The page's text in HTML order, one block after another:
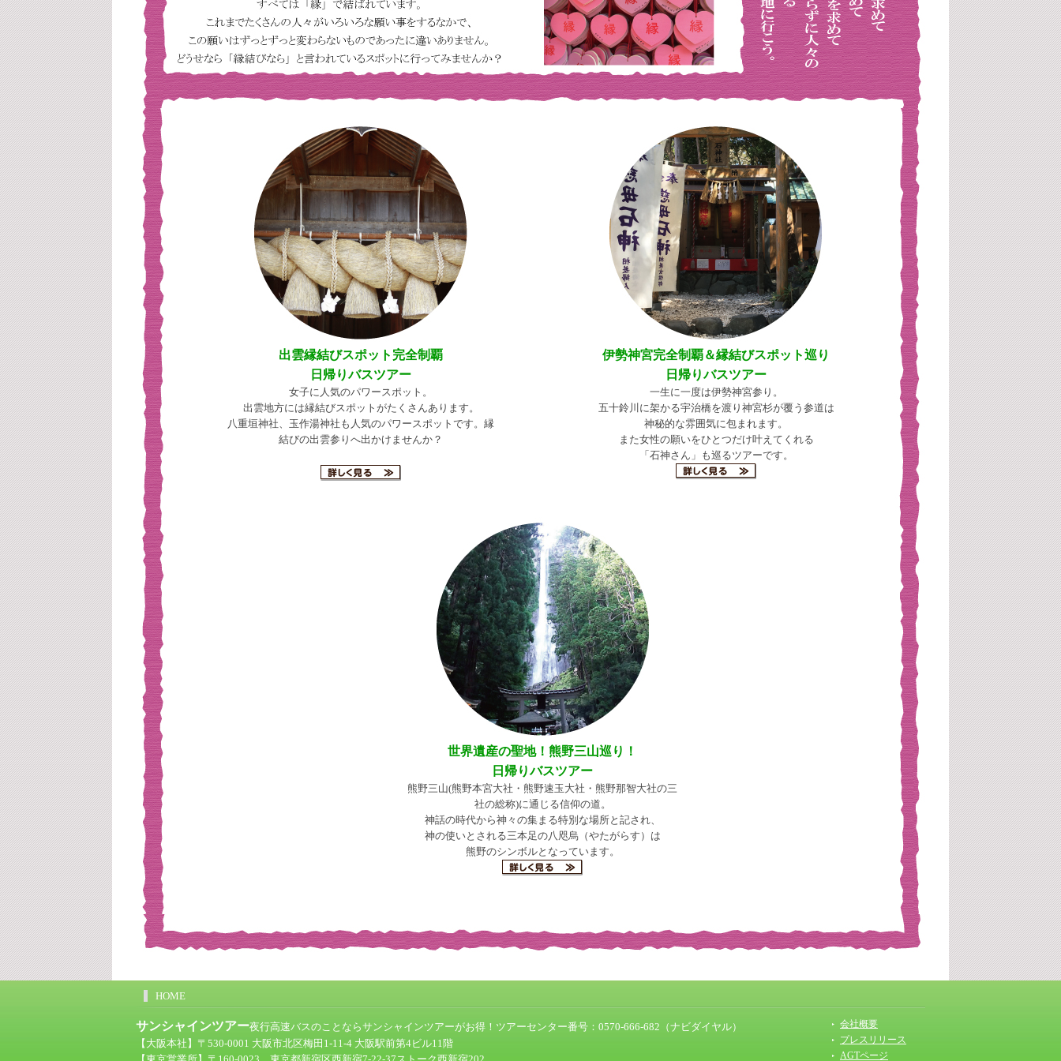
出雲縁結びスポット完全制覇
日帰りバスツアー
女子に人気のパワースポット。
出雲地方には縁結びスポットがたくさんあります。
八重垣神社、玉作湯神社も人気のパワースポットです。縁
結びの出雲参りへ出かけませんか？
伊勢神宮完全制覇＆縁結びスポット巡り
日帰りバスツアー
一生に一度は伊勢神宮参り。
五十鈴川に架かる宇治橋を渡り神宮杉が覆う参道は
神秘的な雰囲気に包まれます。
また女性の願いをひとつだけ叶えてくれる
「石神さん」も巡るツアーです。
世界遺産の聖地！熊野三山巡り！
日帰りバスツアー
熊野三山(熊野本宮大社・熊野速玉大社・熊野那智大社の三
社の総称)に通じる信仰の道。
神話の時代から神々の集まる特別な場所と記され、
神の使いとされる三本足の八咫烏（やたがらす）は
熊野のシンボルとなっています。
HOME
サンシャインツアー夜行高速バスのことならサンシャインツアーがお得！ツアーセンター番号：0570-666-682（ナビダイヤル）
【大阪本社】〒530-0001 大阪市北区梅田1-11-4 大阪駅前第4ビル11階
会社概要
プレスリリース
AGTページ